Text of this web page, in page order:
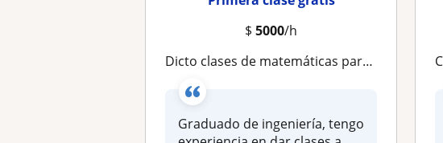
$5000/h
Dicto clases de matemáticas para básica primaria y bachillerato
Graduado de ingeniería, tengo